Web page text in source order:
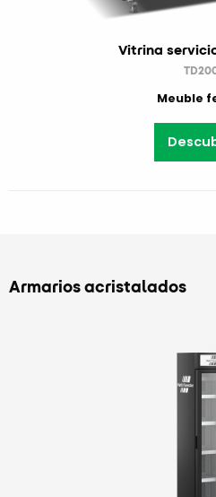
Vitrina
Meuble
Armarios acristalados